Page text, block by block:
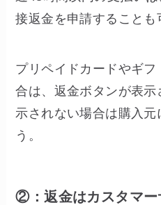
接返金を申請することも
プリペイドカードやギ
合は、返金ボタンが表
示されない場合は購入元
う。
②：返金はカスタマー